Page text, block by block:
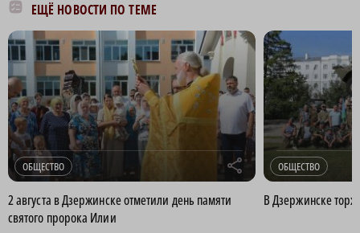
ЕЩЁ НОВОСТИ ПО ТЕМЕ
ОБЩЕСТВО r
2 августа в Дзержинске отметили день памяти
святого пророка Илии
ОБЩЕСТВО
В Дзержинске